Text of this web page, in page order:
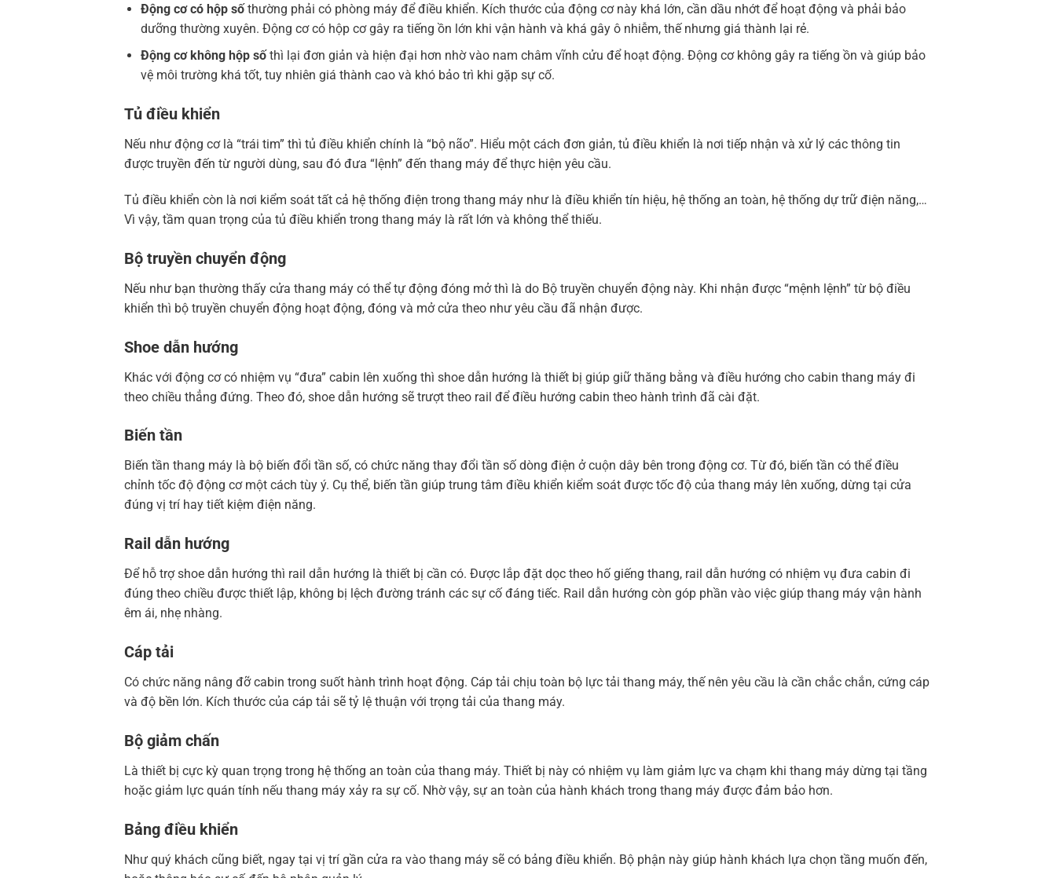
Động cơ có hộp sốthường phải có phòng máy để điều khiển. Kích thước của động cơ này khá lớn, cần dầu nhớt để hoạt động và phải bảo
dưỡng thường xuyên. Động cơ có hộp cơ gây ra tiếng ồn lớn khi vận hành và khá gây ô nhiễm, thế nhưng giá thành lại rẻ.
Động cơ không hộp sốthì lại đơn giản và hiện đại hơn nhờ vào nam châm vĩnh cửu để hoạt động. Động cơ không gây ra tiếng ồn và giúp bảo
vệ môi trường khá tốt, tuy nhiên giá thành cao và khó bảo trì khi gặp sự cố.
Tủ điều khiển
Nếu như động cơ là “trái tim” thì tủ điều khiển chính là “bộ não”. Hiểu một cách đơn giản, tủ điều khiển là nơi tiếp nhận và xử lý các thông tin
được truyền đến từ người dùng, sau đó đưa “lệnh” đến thang máy để thực hiện yêu cầu.
Tủ điều khiển còn là nơi kiểm soát tất cả hệ thống điện trong thang máy như là điều khiển tín hiệu, hệ thống an toàn, hệ thống dự trữ điện năng,…
Vì vậy, tầm quan trọng của tủ điều khiển trong thang máy là rất lớn và không thể thiếu.
Bộ truyền chuyển động
Nếu như bạn thường thấy cửa thang máy có thể tự động đóng mở thì là do Bộ truyền chuyển động này. Khi nhận được “mệnh lệnh” từ bộ điều
khiển thì bộ truyền chuyển động hoạt động, đóng và mở cửa theo như yêu cầu đã nhận được.
Shoe dẫn hướng
Khác với động cơ có nhiệm vụ “đưa” cabin lên xuống thì shoe dẫn hướng là thiết bị giúp giữ thăng bằng và điều hướng cho cabin thang máy đi
theo chiều thẳng đứng. Theo đó, shoe dẫn hướng sẽ trượt theo rail để điều hướng cabin theo hành trình đã cài đặt.
Biến tần
Biến tần thang máy là bộ biến đổi tần số, có chức năng thay đổi tần số dòng điện ở cuộn dây bên trong động cơ. Từ đó, biến tần có thể điều
chỉnh tốc độ động cơ một cách tùy ý. Cụ thể, biến tần giúp trung tâm điều khiển kiểm soát được tốc độ của thang máy lên xuống, dừng tại cửa
đúng vị trí hay tiết kiệm điện năng.
Rail dẫn hướng
Để hỗ trợ shoe dẫn hướng thì rail dẫn hướng là thiết bị cần có. Được lắp đặt dọc theo hố giếng thang, rail dẫn hướng có nhiệm vụ đưa cabin đi
đúng theo chiều được thiết lập, không bị lệch đường tránh các sự cố đáng tiếc. Rail dẫn hướng còn góp phần vào việc giúp thang máy vận hành
êm ái, nhẹ nhàng.
Cáp tải
Có chức năng nâng đỡ cabin trong suốt hành trình hoạt động. Cáp tải chịu toàn bộ lực tải thang máy, thế nên yêu cầu là cần chắc chắn, cứng cáp
và độ bền lớn. Kích thước của cáp tải sẽ tỷ lệ thuận với trọng tải của thang máy.
Bộ giảm chấn
Là thiết bị cực kỳ quan trọng trong hệ thống an toàn của thang máy. Thiết bị này có nhiệm vụ làm giảm lực va chạm khi thang máy dừng tại tầng
hoặc giảm lực quán tính nếu thang máy xảy ra sự cố. Nhờ vậy, sự an toàn của hành khách trong thang máy được đảm bảo hơn.
Bảng điều khiển
Như quý khách cũng biết, ngay tại vị trí gần cửa ra vào thang máy sẽ có bảng điều khiển. Bộ phận này giúp hành khách lựa chọn tầng muốn đến,